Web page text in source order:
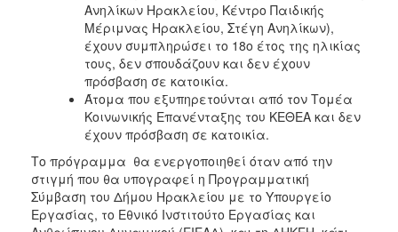
Ανηλίκων Ηρακλείου, Κέντρο Παιδικής
Μέριμνας Ηρακλείου, Στέγη Ανηλίκων),
έχουν συμπληρώσει το 18ο έτος της ηλικίας
τους, δεν σπουδάζουν και δεν έχουν
πρόσβαση σε κατοικία.
Άτομα που εξυπηρετούνται από τον Τομέα
Κοινωνικής Επανένταξης του ΚΕΘΕΑ και δεν
έχουν πρόσβαση σε κατοικία.
Το πρόγραμμα θα ενεργοποιηθεί όταν από την
στιγμή που θα υπογραφεί η Προγραμματική
Σύμβαση του Δήμου Ηρακλείου με το Υπουργείο
Εργασίας, το Εθνικό Ινστιτούτο Εργασίας και